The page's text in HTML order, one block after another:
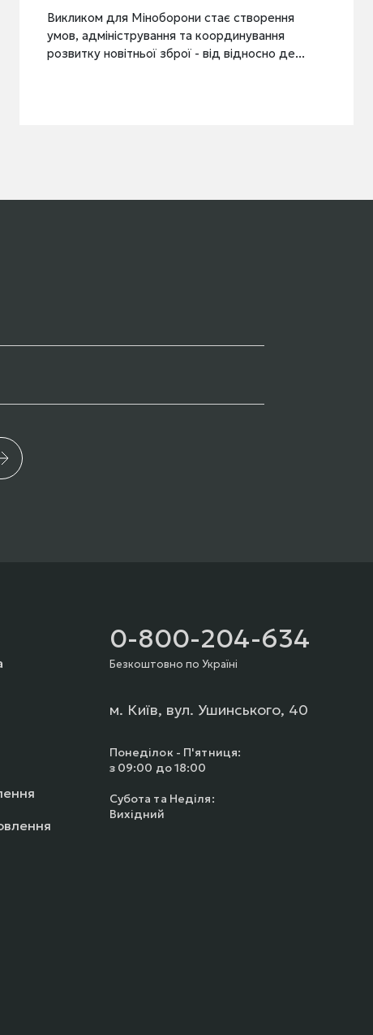
супроти терору
Етап війни трансформується у високоточну
перестрілку, однак для України ракетний
0-800-204-634
Безкоштовно по Україні
м. Київ, вул. Ушинського, 40
Понеділок - П'ятниця:
з 09:00 до 18:00
Субота та Неділя:
Вихідний